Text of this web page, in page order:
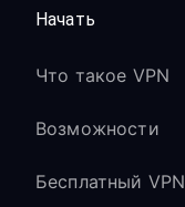
Начать
Что такое VPN
Возможности
Бесплатный VPN